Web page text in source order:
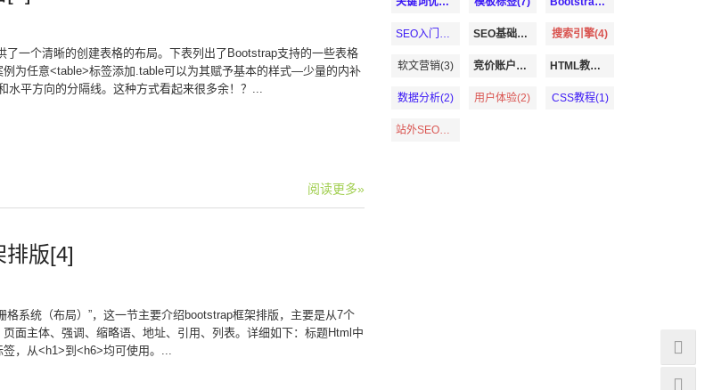
了一个清晰的创建表格的布局。下表列出了Bootstrap支持的一些表格
例为任意<table>标签添加.table可以为其赋予基本的样式—少量的内补
和水平方向的分隔线。这种方式看起来很多余！？...
阅读更多»
排版[4]
格系统（布局）”，这一节主要介绍bootstrap框架排版，主要是从7个
面主体、强调、缩略语、地址、引用、列表。详细如下：标题Html中
签，从<h1>到<h6>均可使用。...
SEO入门教程(5) SEO基础教程(4) 搜索引擎(4)
软文营销(3) 竞价账户优化(3) HTML教程(2)
数据分析(2) 用户体验(2) CSS教程(1)
站外SEO优化(1)